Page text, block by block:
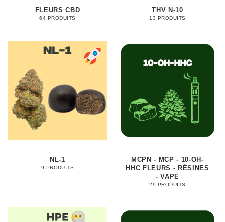
FLEURS CBD
64 PRODUITS
THV N-10
13 PRODUITS
NL-1
9 PRODUITS
MCPN - MCP - 10-OH-
HHC FLEURS - RÉSINES
- VAPE
29 PRODUITS